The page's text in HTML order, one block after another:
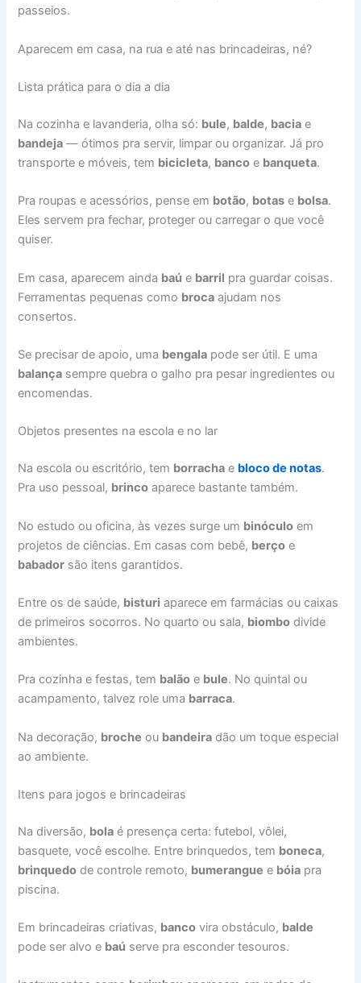
passeios.
Aparecem em casa, na rua e até nas brincadeiras, né?
Lista prática para o dia a dia
Na cozinha e lavanderia, olha só: bule, balde, bacia e
bandeja — ótimos pra servir, limpar ou organizar. Já pro
transporte e móveis, tem bicicleta, banco e banqueta.
Pra roupas e acessórios, pense em botão, botas e bolsa.
Eles servem pra fechar, proteger ou carregar o que você
quiser.
Em casa, aparecem ainda baú e barril pra guardar coisas.
Ferramentas pequenas como broca ajudam nos
consertos.
Se precisar de apoio, uma bengala pode ser útil. E uma
balança sempre quebra o galho pra pesar ingredientes ou
encomendas.
Objetos presentes na escola e no lar
Na escola ou escritório, tem borracha e bloco de notas.
Pra uso pessoal, brinco aparece bastante também.
No estudo ou oficina, às vezes surge um binóculo em
projetos de ciências. Em casas com bebê, berço e
babador são itens garantidos.
Entre os de saúde, bisturi aparece em farmácias ou caixas
de primeiros socorros. No quarto ou sala, biombo divide
ambientes.
Pra cozinha e festas, tem balão e bule. No quintal ou
acampamento, talvez role uma barraca.
Na decoração, broche ou bandeira dão um toque especial
ao ambiente.
Itens para jogos e brincadeiras
Na diversão, bola é presença certa: futebol, vôlei,
basquete, você escolhe. Entre brinquedos, tem boneca,
brinquedo de controle remoto, bumerangue e bóia pra
piscina.
Em brincadeiras criativas, banco vira obstáculo, balde
pode ser alvo e baú serve pra esconder tesouros.